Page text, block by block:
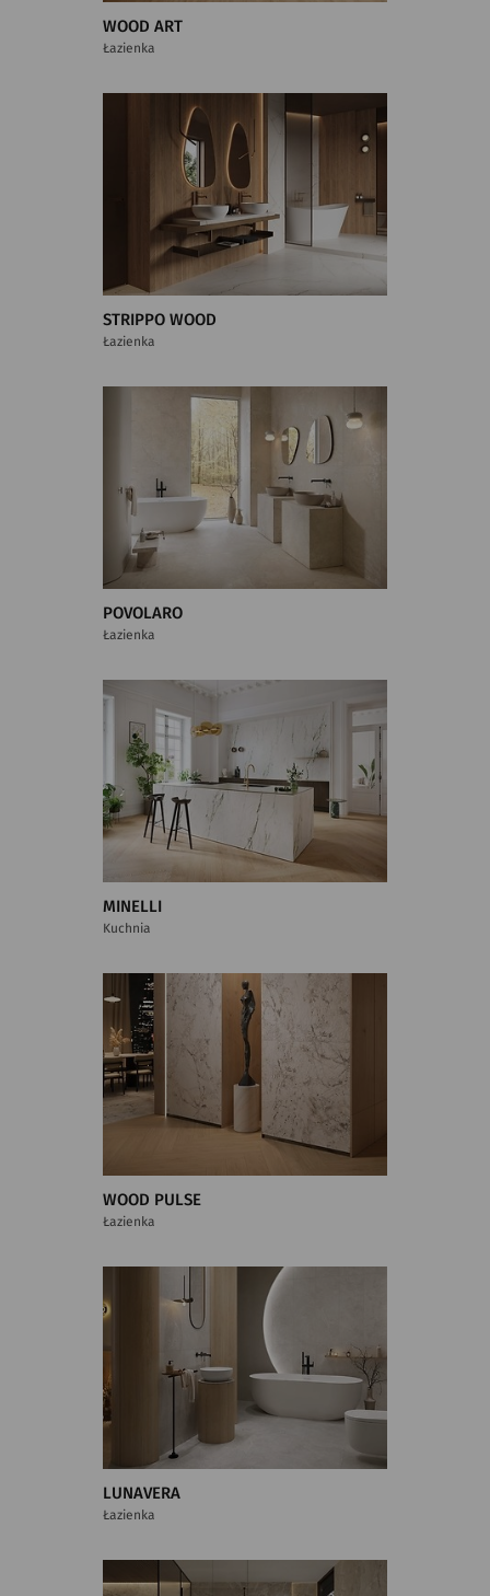
WOOD ART
Łazienka
STRIPPO WOOD
Łazienka
POVOLARO
Łazienka
MINELLI
Kuchnia
WOOD PULSE
Łazienka
LUNAVERA
Łazienka